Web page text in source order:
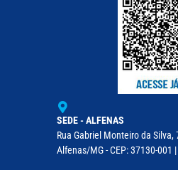
SEDE - ALFENAS
Rua Gabriel Monteiro da Silva,
Alfenas/MG - CEP: 37130-001